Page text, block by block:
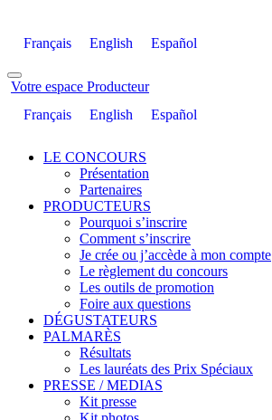
Français English Español
Votre espace Producteur
Français
English Español
LE CONCOURS
Présentation
Partenaires
PRODUCTEURS
Pourquoi s’inscrire
Comment s’inscrire
Je crée ou j’accède à mon compte
Le règlement du concours
Les outils de promotion
Foire aux questions
DÉGUSTATEURS
PALMARÈS
Résultats
Les lauréats des Prix Spéciaux
PRESSE / MEDIAS
Kit presse